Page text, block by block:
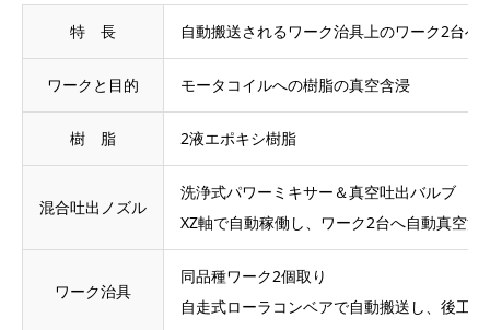
特 長 自動搬送されるワーク治具上のワーク2台へ
ワークと目的 モータコイルへの樹脂の真空含浸
樹 脂 2液エポキシ樹脂
混合吐出ノズル
洗浄式パワーミキサー＆真空吐出バルブ
XZ軸で自動稼働し、ワーク2台へ自動真空注
ワーク治具
同品種ワーク2個取り
自走式ローラコンベアで自動搬送し、後工